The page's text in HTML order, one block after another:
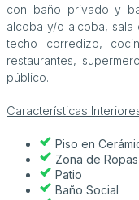
con baño privado y
alcoba y/o alcoba, sala
techo corredizo,
restaurantes,
público.
Características
Piso en
Zona de Ropas
Patio
Baño Social